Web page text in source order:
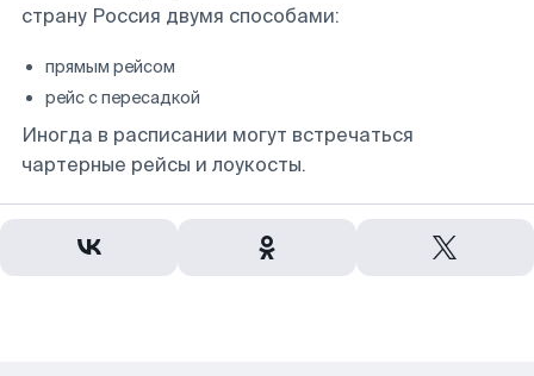
страну Россия двумя способами:
прямым рейсом
рейс с пересадкой
Иногда в расписании могут встречаться
чартерные рейсы и лоукосты.